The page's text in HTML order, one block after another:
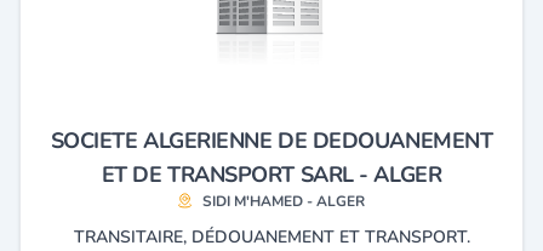
SOCIETE ALGERIENNE DE DEDOUANEMENT
ET DE TRANSPORT SARL - ALGER
SIDI M'HAMED - ALGER
TRANSITAIRE, DÉDOUANEMENT ET TRANSPORT.